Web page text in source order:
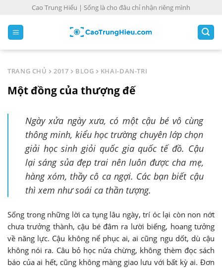
Cao Trung Hiếu | Sống là cho đâu chỉ nhận riêng mình
TRANG CHỦ 2017 BLOG KHAI-DAN-TRI
Một đồng của thượng đế
Ngày xửa ngày xưa, có một cậu bé vô cùng
thông minh, kiểu học trường chuyên lớp chọn
giải học sinh giỏi quốc gia quốc tế đồ. Cậu
lại sáng sủa đẹp trai nên luôn được cha mẹ,
hàng xóm, thầy cô ca ngợi. Các bạn biết cậu
thì xem như soái ca thần tượng.
Sống trong những lời ca tụng lâu ngày, trí óc lại còn non nớt
chưa trưởng thành, cậu bé đâm ra lười biếng, hoang tưởng
về năng lực. Cậu không nể phục ai, ai cũng ngu dốt, dù cậu
không nói ra. Câu bỏ học nửa chừng, không thèm đọc sách
báo của ai hết, cũng không màng giao lưu với bất kỳ ai. Đơn